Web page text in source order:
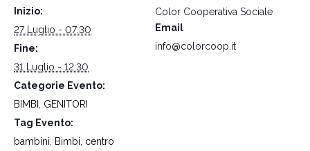
Inizio:
27 Luglio - 07:30
Fine:
31 Luglio - 12:30
Categorie Evento:
BIMBI
GENITORI
Tag Evento:
bambini
Bimbi centro
Color Cooperativa Sociale
Email
info@colorcoop.it